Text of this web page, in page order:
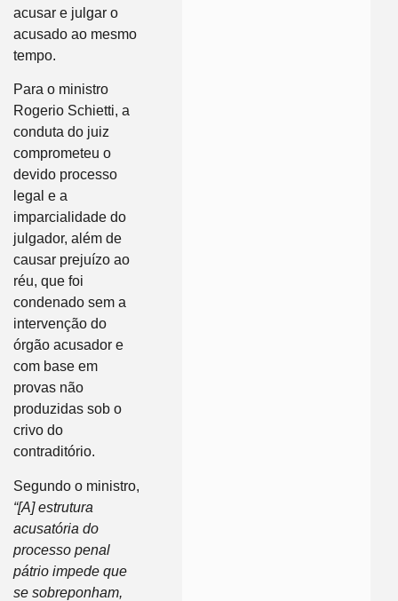
acusar e julgar o
acusado ao mesmo
tempo.
Para o ministro
Rogerio Schietti, a
conduta do juiz
comprometeu o
devido processo
legal e a
imparcialidade do
julgador, além de
causar prejuízo ao
réu, que foi
condenado sem a
intervenção do
órgão acusador e
com base em
provas não
produzidas sob o
crivo do
contraditório.
Segundo o ministro,
“[A] estrutura
acusatória do
processo penal
pátrio impede que
se sobreponham,